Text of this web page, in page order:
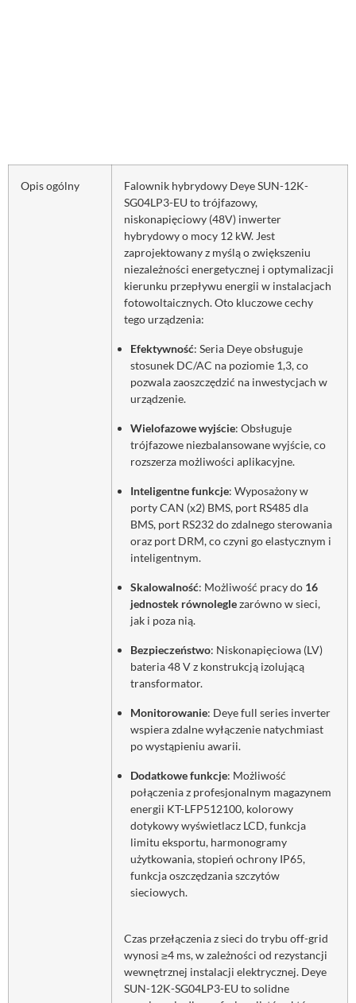
Opis ogólny
Falownik hybrydowy Deye SUN-12K-
SG04LP3-EU to trójfazowy,
niskonapięciowy (48V) inwerter
hybrydowy o mocy 12 kW. Jest
zaprojektowany z myślą o zwiększeniu
niezależności energetycznej i optymalizacji
kierunku przepływu energii w instalacjach
fotowoltaicznych. Oto kluczowe cechy
tego urządzenia:
Efektywność: Seria Deye obsługuje
stosunek DC/AC na poziomie 1,3, co
pozwala zaoszczędzić na inwestycjach w
urządzenie.
Wielofazowe wyjście: Obsługuje
trójfazowe niezbalansowane wyjście, co
rozszerza możliwości aplikacyjne.
Inteligentne funkcje: Wyposażony w
porty CAN (x2) BMS, port RS485 dla
BMS, port RS232 do zdalnego sterowania
oraz port DRM, co czyni go elastycznym i
inteligentnym.
Skalowalność: Możliwość pracy do 16
jednostek równoleglezarówno w sieci,
jak i poza nią.
Bezpieczeństwo: Niskonapięciowa (LV)
bateria 48 V z konstrukcją izolującą
transformator.
Monitorowanie: Deye full series inverter
wspiera zdalne wyłączenie natychmiast
po wystąpieniu awarii.
Dodatkowe funkcje: Możliwość
połączenia z profesjonalnym magazynem
energii KT-LFP512100, kolorowy
dotykowy wyświetlacz LCD, funkcja
limitu eksportu, harmonogramy
użytkowania, stopień ochrony IP65,
funkcja oszczędzania szczytów
sieciowych.
Czas przełączenia z sieci do trybu off-grid
wynosi ≥4 ms, w zależności od rezystancji
wewnętrznej instalacji elektrycznej. Deye
SUN-12K-SG04LP3-EU to solidne